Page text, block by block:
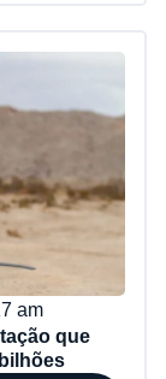
am
que